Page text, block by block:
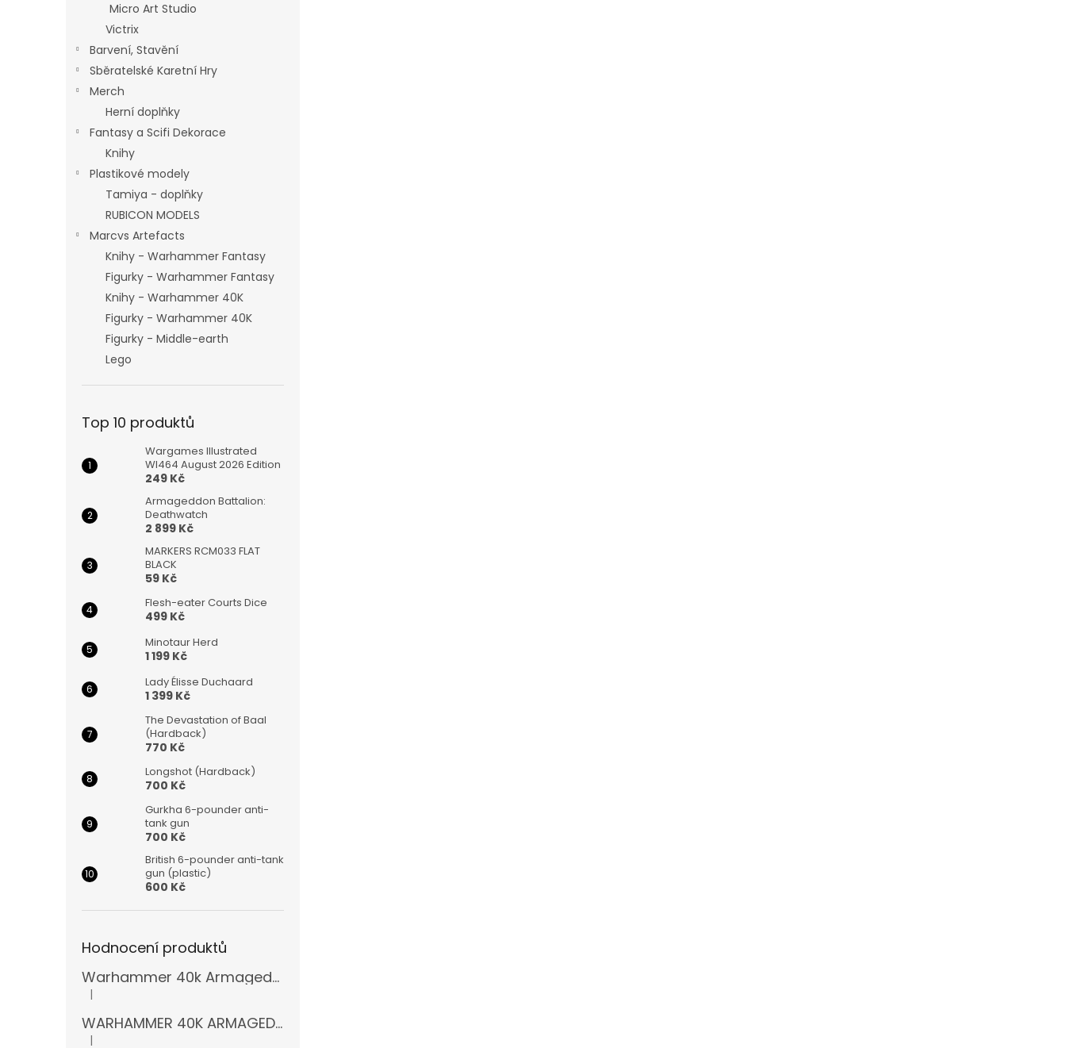
Micro Art Studio
Victrix
Barvení, Stavění
Sběratelské Karetní Hry
Merch
Herní doplňky
Fantasy a Scifi Dekorace
Knihy
Plastikové modely
Tamiya - doplňky
RUBICON MODELS
Marcvs Artefacts
Knihy - Warhammer Fantasy
Figurky - Warhammer Fantasy
Knihy - Warhammer 40K
Figurky - Warhammer 40K
Figurky - Middle-earth
Lego
Top 10 produktů
Wargames Illustrated
WI464 August 2026 Edition
249 Kč
Armageddon Battalion:
Deathwatch
2 899 Kč
MARKERS RCM033 FLAT
BLACK
59 Kč
Flesh-eater Courts Dice
499 Kč
Minotaur Herd
1 199 Kč
Lady Élisse Duchaard
1 399 Kč
The Devastation of Baal
(Hardback)
770 Kč
Longshot (Hardback)
700 Kč
Gurkha 6-pounder anti-
tank gun
700 Kč
British 6-pounder anti-tank
gun (plastic)
600 Kč
Hodnocení produktů
Warhammer 40k Armageddon Orks (Bazar)
Hodnocení produktu je 5 z 5 hvězdiček.
|
WARHAMMER 40K ARMAGEDDON 11 EDICE
|